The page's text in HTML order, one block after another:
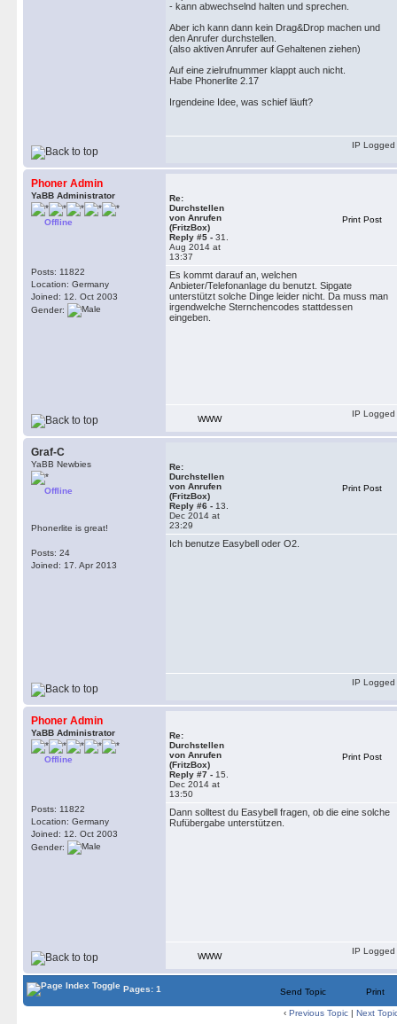
- kann abwechselnd halten und sprechen.
Aber ich kann dann kein Drag&Drop machen und
den Anrufer durchstellen.
(also aktiven Anrufer auf Gehaltenen ziehen)
Auf eine zielrufnummer klappt auch nicht.
Habe Phonerlite 2.17
Irgendeine Idee, was schief läuft?
IP Logged
Phoner Admin
YaBB Administrator
Offline
Posts: 11822
Location: Germany
Joined: 12. Oct 2003
Gender:
Re:
Durchstellen
von Anrufen
(FritzBox)
Reply #5 - 31.
Aug 2014 at
13:37
Print Post
Es kommt darauf an, welchen
Anbieter/Telefonanlage du benutzt. Sipgate
unterstützt solche Dinge leider nicht. Da muss man
irgendwelche Sternchencodes stattdessen
eingeben.
WWW
IP Logged
Graf-C
YaBB Newbies
Offline
Phonerlite is great!
Posts: 24
Joined: 17. Apr 2013
Re:
Durchstellen
von Anrufen
(FritzBox)
Reply #6 - 13.
Dec 2014 at
23:29
Print Post
Ich benutze Easybell oder O2.
IP Logged
Phoner Admin
YaBB Administrator
Offline
Posts: 11822
Location: Germany
Joined: 12. Oct 2003
Gender:
Re:
Durchstellen
von Anrufen
(FritzBox)
Reply #7 - 15.
Dec 2014 at
13:50
Print Post
Dann solltest du Easybell fragen, ob die eine solche
Rufübergabe unterstützen.
WWW
IP Logged
Pages: 1 Send Topic Print
‹ Previous Topic | Next